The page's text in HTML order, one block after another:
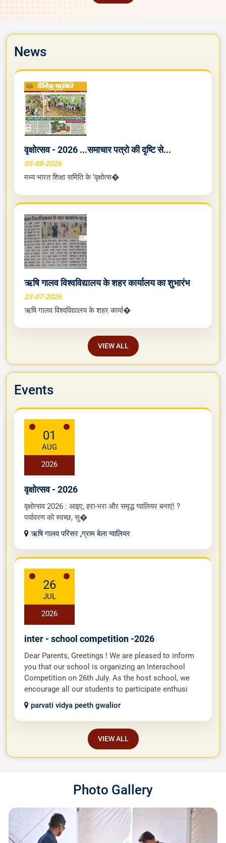
News
वृक्षोत्सव - 2026 ...समाचार पत्रो की दृष्टि से...
05-08-2026
मध्य भारत शिक्षा समिति के ‘वृक्षोत्स�
ऋषि गालव विश्वविद्यालय के शहर कार्यालय का शुभारंभ
23-07-2026
ऋषि गालव विश्वविद्यालय के शहर कार्या�
VIEW ALL
Events
01
AUG
2026
वृक्षोत्सव - 2026
वृक्षोत्सव 2026 : आइए, हरा-भरा और समृद्ध ग्वालियर बनाएं! ?
पर्यावरण को स्वच्छ, सु�
ऋषि गालव परिसर ,ग्राम बेला ग्वालियर
26
JUL
2026
inter - school competition -2026
Dear Parents, Greetings ! We are pleased to inform
you that our school is organizing an Interschool
Competition on 26th July. As the host school, we
encourage all our students to participate enthusi
parvati vidya peeth gwalior
VIEW ALL
Photo Gallery